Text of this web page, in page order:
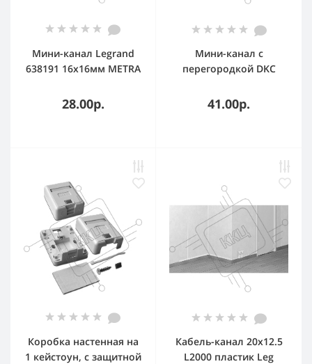
Мини-канал Legrand
638191 16x16мм METRA
28.00р.
Мини-канал с
перегородкой DKC
41.00р.
Коробка настенная на
1 кейстоун, с защитной
Кабель-канал 20х12.5
L2000 пластик Leg